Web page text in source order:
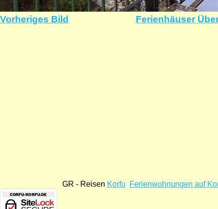
Vorheriges Bild Ferienhäuser
GR - Reisen Korfu Ferienwohnungen auf